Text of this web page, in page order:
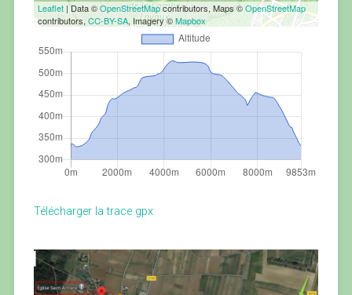
Leaflet| Data ©OpenStreetMapcontributors, Maps ©OpenStreetMap
contributors, CC-BY-SA, Imagery ©Mapbox
Télécharger la trace gpx